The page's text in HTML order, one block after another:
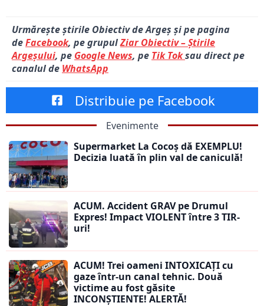
Urmărește știrile Obiectiv de Argeș și pe pagina
deFacebook, pe grupulZiar Obiectiv – Știrile
Argeșului, pe Google News, pe Tik Toksau direct pe
canalul de WhatsApp
Distribuie pe Facebook
Evenimente
Supermarket La Cocoș dă EXEMPLU!
Decizia luată în plin val de caniculă!
ACUM. Accident GRAV pe Drumul
Expres! Impact VIOLENT între 3 TIR-
uri!
ACUM! Trei oameni INTOXICAȚI cu
gaze într-un canal tehnic. Două
victime au fost găsite
INCONȘTIENTE! ALERTĂ!